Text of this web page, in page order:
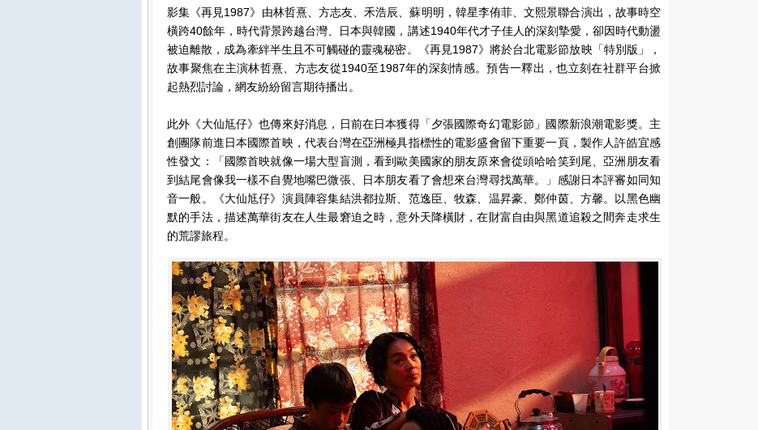
影集《再見1987》由林哲熹、方志友、禾浩辰、蘇明明，韓星李侑菲、文熙景聯合演出，故事時空
橫跨40餘年，時代背景跨越台灣、日本與韓國，講述1940年代才子佳人的深刻摯愛，卻因時代動盪
被迫離散，成為牽絆半生且不可觸碰的靈魂秘密。《再見1987》將於台北電影節放映「特別版」，
故事聚焦在主演林哲熹、方志友從1940至1987年的深刻情感。預告一釋出，也立刻在社群平台掀
起熱烈討論，網友紛紛留言期待播出。
此外《大仙尪仔》也傳來好消息，日前在日本獲得「夕張國際奇幻電影節」國際新浪潮電影獎。主
創團隊前進日本國際首映，代表台灣在亞洲極具指標性的電影盛會留下重要一頁，製作人許皓宜感
性發文：「國際首映就像一場大型盲測，看到歐美國家的朋友原來會從頭哈哈笑到尾、亞洲朋友看
到結尾會像我一樣不自覺地嘴巴微張、日本朋友看了會想來台灣尋找萬華。」感謝日本評審如同知
音一般。《大仙尪仔》演員陣容集結洪都拉斯、范逸臣、牧森、温昇豪、鄭仲茵、方馨。以黑色幽
默的手法，描述萬華街友在人生最窘迫之時，意外天降橫財，在財富自由與黑道追殺之間奔走求生
的荒謬旅程。